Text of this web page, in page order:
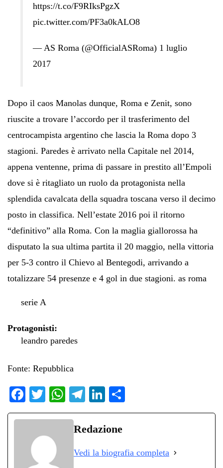
https://t.co/F9RIksPgzX
pic.twitter.com/PF3a0kALO8
— AS Roma (@OfficialASRoma) 1 luglio
2017
Dopo il caos Manolas dunque, Roma e Zenit, sono
riuscite a trovare l’accordo per il trasferimento del
centrocampista argentino che lascia la Roma dopo 3
stagioni. Paredes è arrivato nella Capitale nel 2014,
appena ventenne, prima di passare in prestito all’Empoli
dove si è ritagliato un ruolo da protagonista nella
splendida cavalcata della squadra toscana verso il decimo
posto in classifica. Nell’estate 2016 poi il ritorno
“definitivo” alla Roma. Con la maglia giallorossa ha
disputato la sua ultima partita il 20 maggio, nella vittoria
per 5-3 contro il Chievo al Bentegodi, arrivando a
totalizzare 54 presenze e 4 gol in due stagioni. as roma
serie A
Protagonisti:
leandro paredes
Fonte: Repubblica
Fa
ce
ok
T
wi
r
W
ha
ts
pp
Te
le
gr
m
Li
nk
ed
on
di
Redazione
Vedi la biografia completa